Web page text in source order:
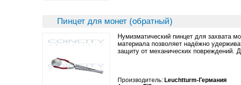
Пинцет для монет (обратный)
Нумизматический пинцет для захвата
материала позволяет надёжно
защиту от механических повреждений.
Производитель: Leuchtturm-Германия